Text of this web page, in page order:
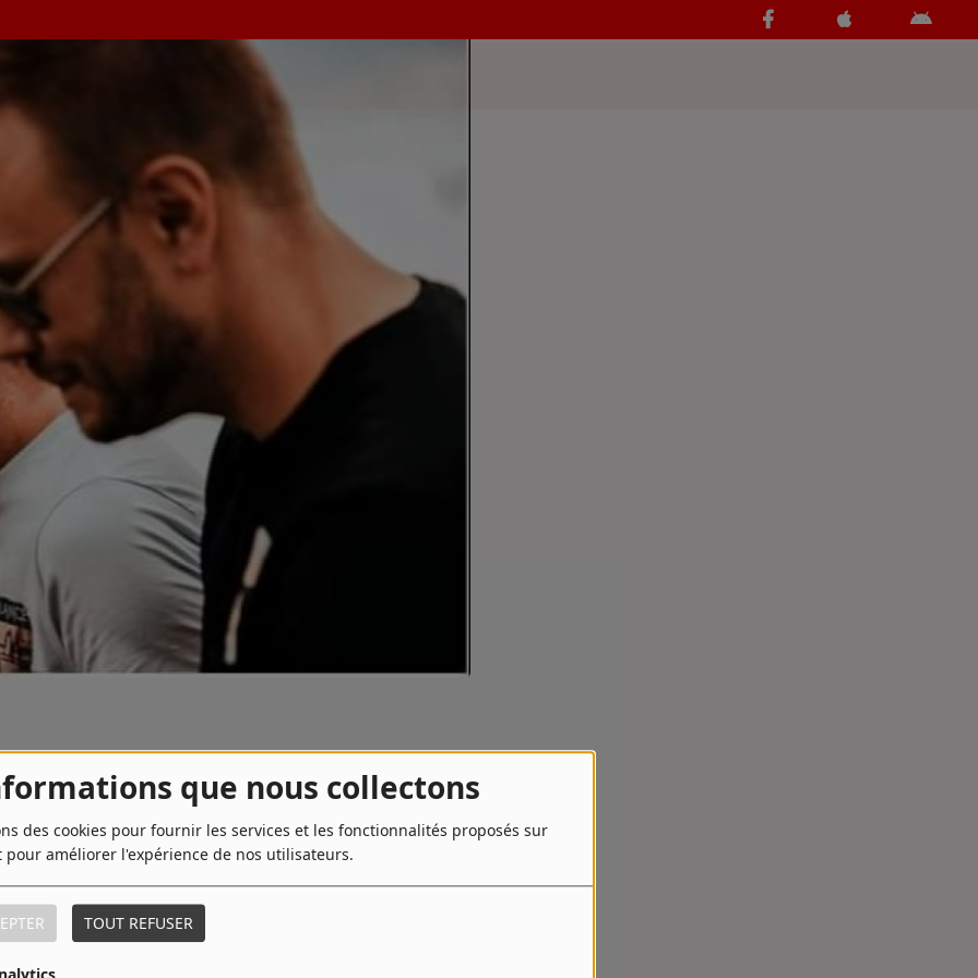
que nous collectons
des cookies pour fournir les services et les fonctionnalités proposés sur
pour améliorer l'expérience de nos utilisateurs.
TOUT REFUSER
les plus festifs de Belgique comme Tour & Taxis, Industria
un groupe sous le pseudonyme "The Major Scales".
que Scène sur Sambre, City Parade, Seneffe Festival, «Les
Tir’Bouchon (Gerpinnes), “La cuve” (Namur), “The Spin”
XBeat (Underground Inside) et Frequence Eghezée